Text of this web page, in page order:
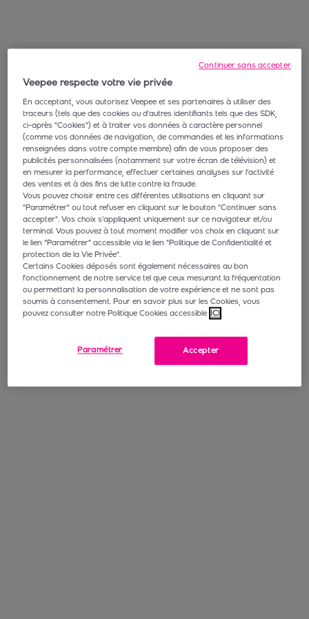
Veepee respecte votre vie privée
En acceptant, vous autorisez Veepee et ses partenaires à utiliser des
traceurs (tels que des cookies ou d'autres identifiants tels que des SDK,
ci-après "Cookies") et à traiter vos données à caractère personnel
(comme vos données de navigation, de commandes et les informations
renseignées dans votre compte membre) afin de vous proposer des
publicités personnalisées (notamment sur votre écran de télévision) et
en mesurer la performance, effectuer certaines analyses sur l'activité
des ventes et à des fins de lutte contre la fraude.
Vous pouvez choisir entre ces différentes utilisations en cliquant sur
"Paramétrer" ou tout refuser en cliquant sur le bouton "Continuer sans
accepter". Vos choix s'appliquent uniquement sur ce navigateur et/ou
terminal. Vous pouvez à tout moment modifier vos choix en cliquant sur
le lien “Paramétrer” accessible via le lien "Politique de Confidentialité et
protection de la Vie Privée".
Certains Cookies déposés sont également nécessaires au bon
fonctionnement de notre service tel que ceux mesurant la fréquentation
ou permettant la personnalisation de votre expérience et ne sont pas
soumis à consentement. Pour en savoir plus sur les Cookies, vous
pouvez consulter notre Politique Cookies accessible ICI
Accepter
Paramétrer
Continuer sans accepter